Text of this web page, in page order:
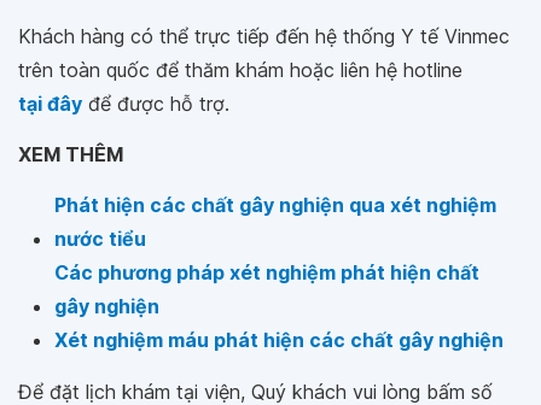
Khách hàng có thể trực tiếp đến hệ thống Y tế Vinmec
trên toàn quốc để thăm khám hoặc liên hệ hotline
tại đây để được hỗ trợ.
XEM THÊM
Phát hiện các chất gây nghiện qua xét nghiệm
nước tiểu
Các phương pháp xét nghiệm phát hiện chất
gây nghiện
Xét nghiệm máu phát hiện các chất gây nghiện
Để đặt lịch khám tại viện, Quý khách vui lòng bấm số